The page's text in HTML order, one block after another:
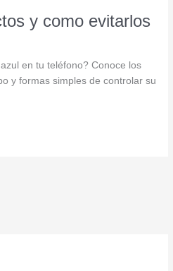
y como evitarlos
en tu teléfono? Conoce los
y formas simples de controlar su